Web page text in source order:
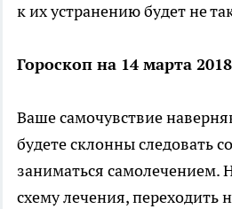
к их устранению будет не
Гороскоп на 14 марта
Ваше самочувствие
будете склонны следовать
заниматься самолечением.
схему лечения, переходить